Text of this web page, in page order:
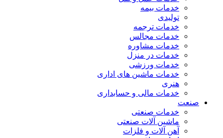
خدمات بیمه
تولیدی
خدمات ترجمه
خدمات مجالس
خدمات مشاوره
خدمات در منزل
خدمات ورزشی
خدمات ماشین های اداری
هنری
خدمات مالی و حسابداری
صنعت
خدمات صنعتی
ماشین آلات صنعتی
آهن آلات و فلزات